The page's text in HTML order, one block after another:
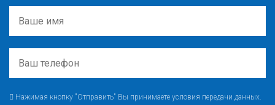
Нажимая кнопку "Отправить" Вы принимаете условия передачи данных.